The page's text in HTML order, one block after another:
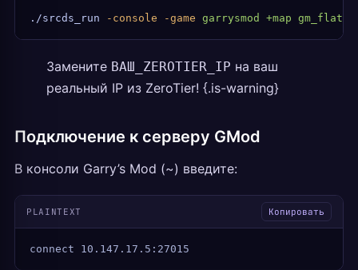
./srcds_run -console -game garrysmod +map
Замените ВАШ_ZEROTIER_IP на ваш
реальный IP из ZeroTier! {.is-warning}
Подключение к серверу GMod
В консоли Garry’s Mod (~) введите:
PLAINTEXT Копировать
connect 10.147.17.5:27015